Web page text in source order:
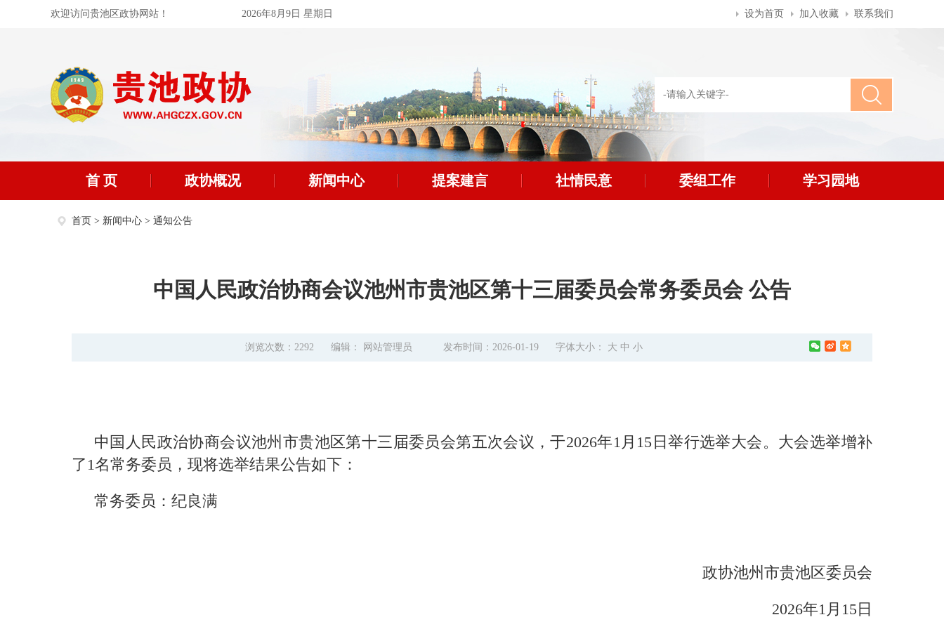
欢迎访问贵池区政协网站！ 2026年8月9日 星期日 设为首页 加入收藏 联系我们
首 页 政协概况 新闻中心 提案建言 社情民意 委组工作 学习园地
首页 > 新闻中心 > 通知公告
中国人民政治协商会议池州市贵池区第十三届委员会常务委员会 公告
浏览次数：2292 编辑： 网站管理员 发布时间：2026-01-19 字体大小： 大 中 小
中国人民政治协商会议池州市贵池区第十三届委员会第五次会议，于2026年1月15日举行选举大会。大会选举增补
了1名常务委员，现将选举结果公告如下：
常务委员：纪良满
政协池州市贵池区委员会
2026年1月15日